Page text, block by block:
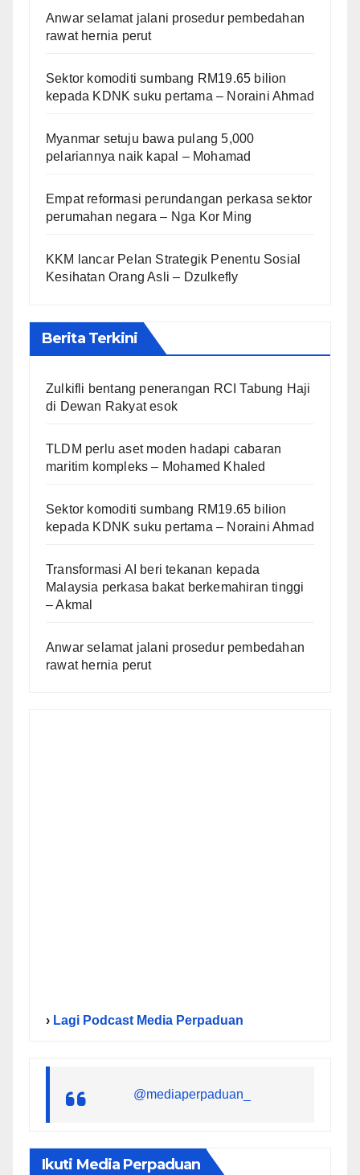
Anwar selamat jalani prosedur pembedahan
rawat hernia perut
Sektor komoditi sumbang RM19.65 bilion
kepada KDNK suku pertama – Noraini Ahmad
Myanmar setuju bawa pulang 5,000
pelariannya naik kapal – Mohamad
Empat reformasi perundangan perkasa sektor
perumahan negara – Nga Kor Ming
KKM lancar Pelan Strategik Penentu Sosial
Kesihatan Orang Asli – Dzulkefly
Berita Terkini
Zulkifli bentang penerangan RCI Tabung Haji
di Dewan Rakyat esok
TLDM perlu aset moden hadapi cabaran
maritim kompleks – Mohamed Khaled
Sektor komoditi sumbang RM19.65 bilion
kepada KDNK suku pertama – Noraini Ahmad
Transformasi AI beri tekanan kepada
Malaysia perkasa bakat berkemahiran tinggi
– Akmal
Anwar selamat jalani prosedur pembedahan
rawat hernia perut
› Lagi Podcast Media Perpaduan
@mediaperpaduan_
Ikuti Media Perpaduan